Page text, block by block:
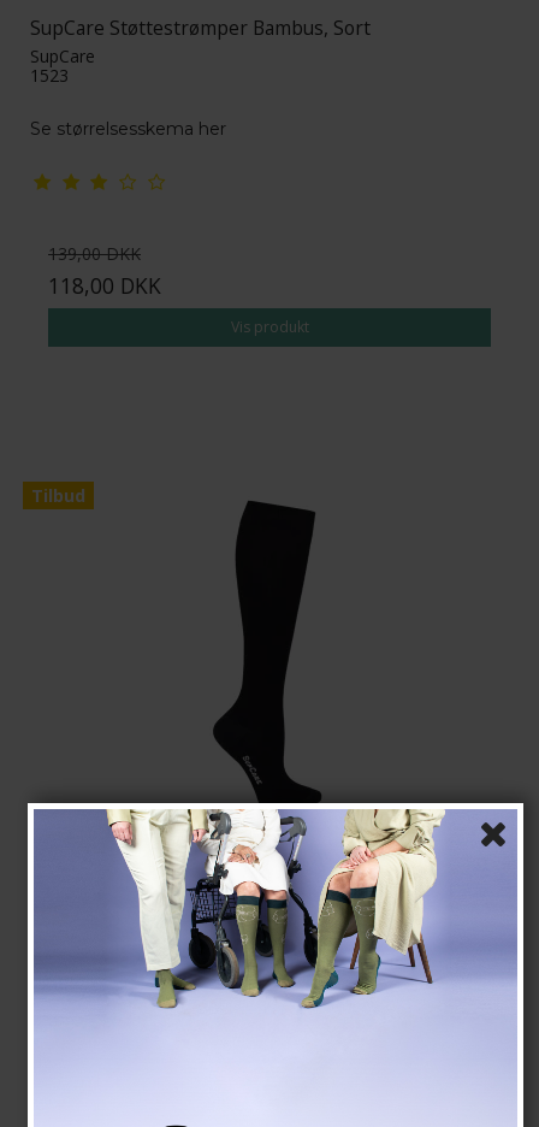
SupCare Støttestrømper Bambus, Sort
SupCare
1523
Se størrelsesskema her
139,00 DKK
118,00 DKK
Vis produkt
Tilbud
Støttestrømper Bambus, Sort Rib